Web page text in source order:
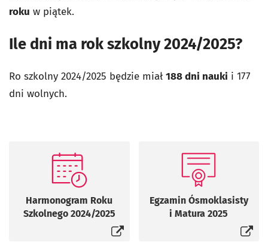
roku w piątek.
Ile dni ma rok szkolny 2024/2025?
Ro szkolny 2024/2025 będzie miał188 dni nauki i 177
dni wolnych.
Harmonogram Roku
Szkolnego 2024/2025
Egzamin Ósmoklasisty
i Matura 2025